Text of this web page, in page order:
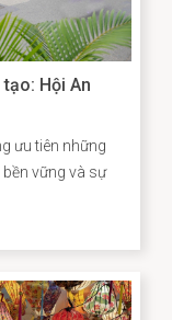
Hội An
ưu tiên những
vững và sự
không chỉ
di sản, mà
tồn gắn liền